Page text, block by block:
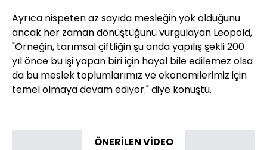
Ayrıca nispeten az sayıda mesleğin yok olduğunu
ancak her zaman dönüştüğünü vurgulayan Leopold,
"Örneğin, tarımsal çiftliğin şu anda yapılış şekli 200
yıl önce bu işi yapan biri için hayal bile edilemez olsa
da bu meslek toplumlarımız ve ekonomilerimiz için
temel olmaya devam ediyor." diye konuştu.
ÖNERİLEN VİDEO